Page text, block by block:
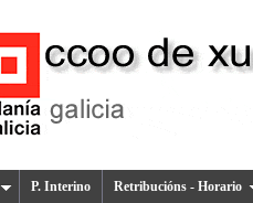
P. Interino Retribucións - Horario